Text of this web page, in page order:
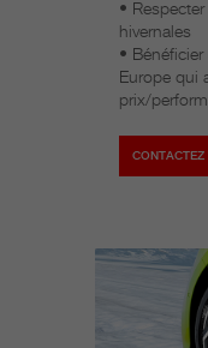
•
hivernales
•
Europe qui
prix/
CONTACTEZ